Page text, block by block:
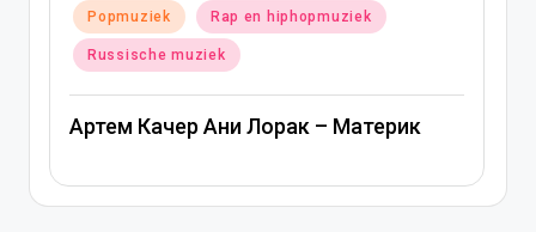
Geplaatst
in
Popmuziek Rap en hiphopmuziek
Russische muziek
Артем Качер Ани Лорак – Материк